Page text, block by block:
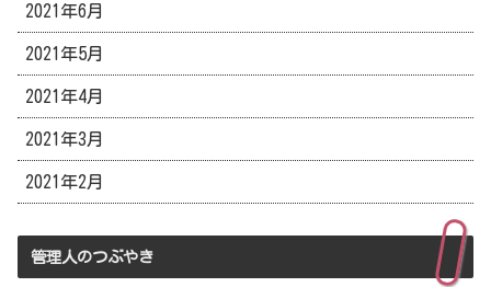
2021年6月
2021年5月
2021年4月
2021年3月
2021年2月
管理人のつぶやき